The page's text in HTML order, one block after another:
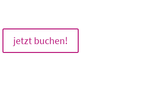
jetzt buchen!